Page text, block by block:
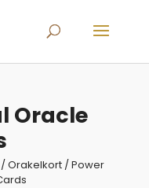
Oracle
Orakelkort/ Power